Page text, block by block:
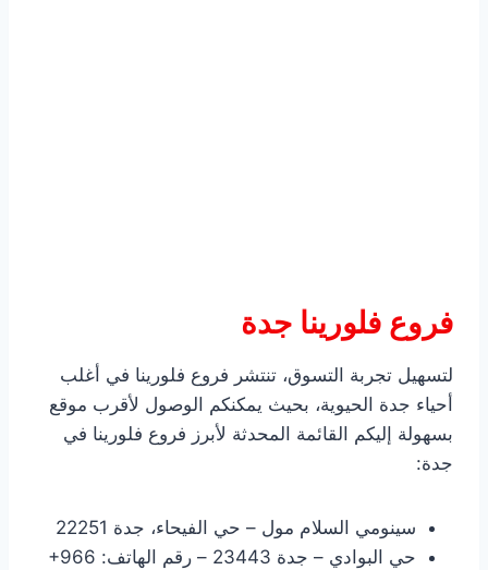
فروع فلورينا جدة
لتسهيل تجربة التسوق، تنتشر فروع فلورينا في أغلب
أحياء جدة الحيوية، بحيث يمكنكم الوصول لأقرب موقع
بسهولة إليكم القائمة المحدثة لأبرز فروع فلورينا في
جدة:
سينومي السلام مول – حي الفيحاء، جدة 22251
حي البوادي – جدة 23443 – رقم الهاتف: ‎+966